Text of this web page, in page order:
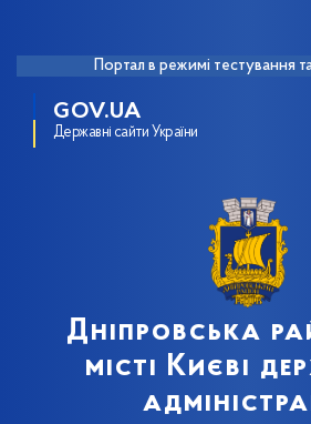
Портал в режимі тестування
GOV.UA
Державні сайти України
Дніпровська
місті Києві